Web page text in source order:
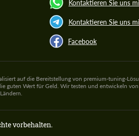
Kontaktieren Sie uns
Kontaktieren Sie uns
Facebook
auf die Bereitstellung von premium-tuning-
guten Wert für Geld. Wir testen und entwickeln
vorbehalten.